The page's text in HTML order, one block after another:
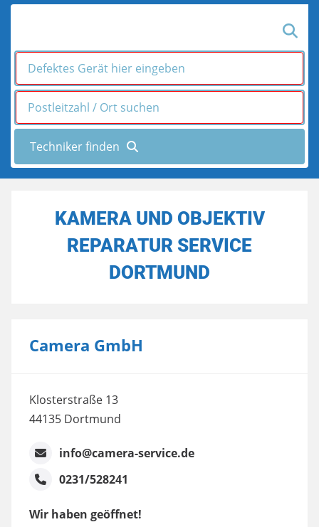
KAMERA UND OBJEKTIV
REPARATUR SERVICE
DORTMUND
Camera GmbH
Klosterstraße 13
44135 Dortmund
info@camera-service.de
0231/528241
Wir haben geöffnet!